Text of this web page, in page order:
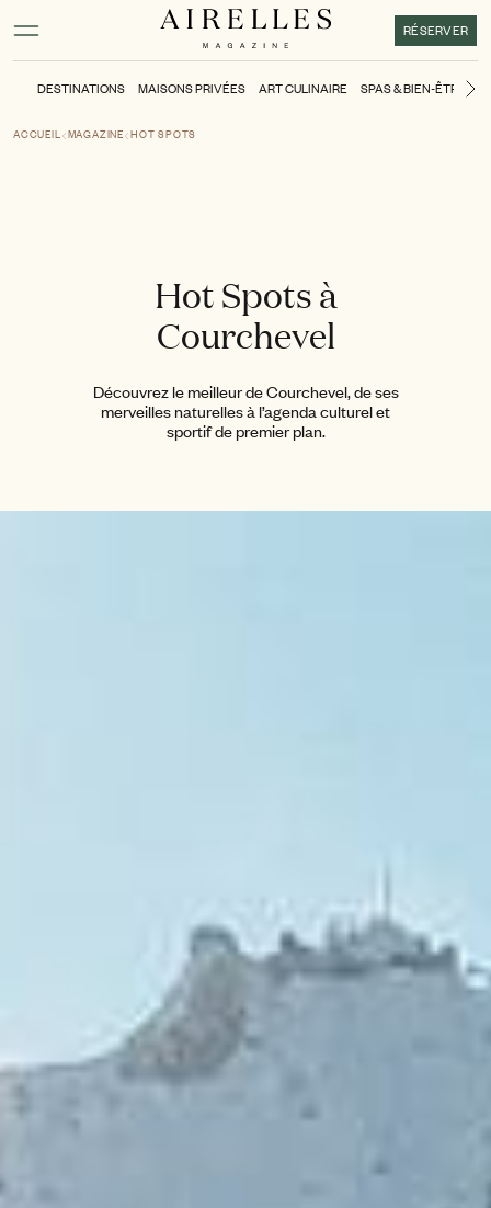
Activer le mode contraste élevé
RÉSERVER
DESTINATIONS MAISONS PRIVÉES ART CULINAIRE SPAS & BIEN-ÊTRE
ACCUEIL MAGAZINE HOT SPOTS
Hot Spots à
Courchevel
Découvrez le meilleur de Courchevel, de ses
merveilles naturelles à l’agenda culturel et
sportif de premier plan.